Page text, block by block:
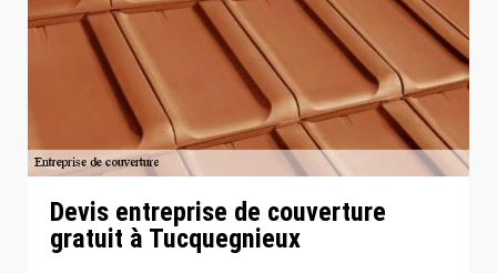
Devis entreprise de couverture
gratuit à Tucquegnieux